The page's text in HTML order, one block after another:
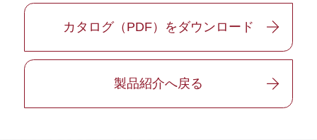
カタログ（PDF）をダウンロード
製品紹介へ戻る